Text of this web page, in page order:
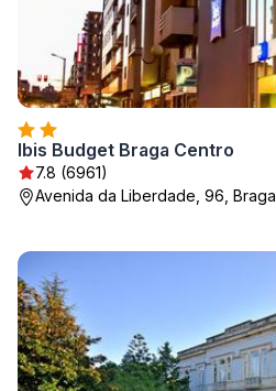
Ibis Budget Braga Centro
7.8 (6961)
Avenida da Liberdade, 96, Braga